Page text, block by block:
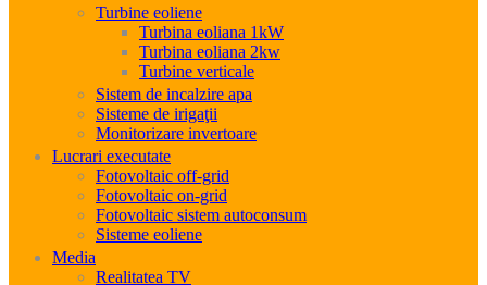
Turbine eoliene
Turbina eoliana 1kW
Turbina eoliana 2kw
Turbine verticale
Sistem de incalzire apa
Sisteme de irigaţii
Monitorizare invertoare
Lucrari executate
Fotovoltaic off-grid
Fotovoltaic on-grid
Fotovoltaic sistem autoconsum
Sisteme eoliene
Media
Realitatea TV